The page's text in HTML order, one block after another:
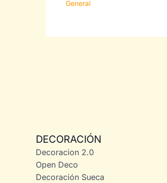
General
DECORACIÓN
Decoracion 2.0
Open Deco
Decoración Sueca